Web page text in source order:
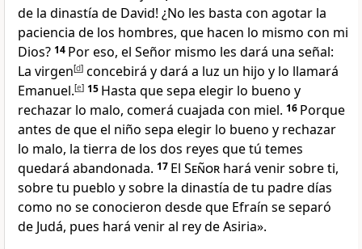
de la dinastía de David! ¿No les basta con agotar la
paciencia de los hombres, que hacen lo mismo con mi
Dios? 14 Por eso, el Señor mismo les dará una señal:
La virgen[d] concebirá y dará a luz un hijo y lo llamará
Emanuel.[e] 15 Hasta que sepa elegir lo bueno y
rechazar lo malo, comerá cuajada con miel. 16 Porque
antes de que el niño sepa elegir lo bueno y rechazar
lo malo, la tierra de los dos reyes que tú temes
quedará abandonada. 17 El Señor hará venir sobre ti,
sobre tu pueblo y sobre la dinastía de tu padre días
como no se conocieron desde que Efraín se separó
de Judá, pues hará venir al rey de Asiria».